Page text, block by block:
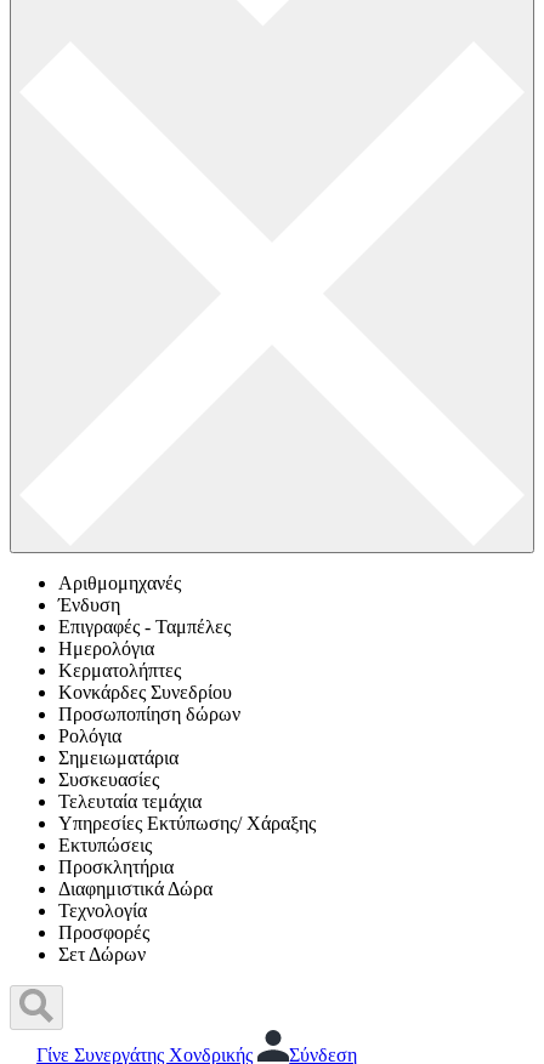
Αριθμομηχανές
Ένδυση
Επιγραφές - Ταμπέλες
Ημερολόγια
Κερματολήπτες
Κονκάρδες Συνεδρίου
Προσωποπίηση δώρων
Ρολόγια
Σημειωματάρια
Συσκευασίες
Τελευταία τεμάχια
Υπηρεσίες Εκτύπωσης/ Χάραξης
Εκτυπώσεις
Προσκλητήρια
Διαφημιστικά Δώρα
Τεχνολογία
Προσφορές
Σετ Δώρων
Γίνε Συνεργάτης Χονδρικής Σύνδεση